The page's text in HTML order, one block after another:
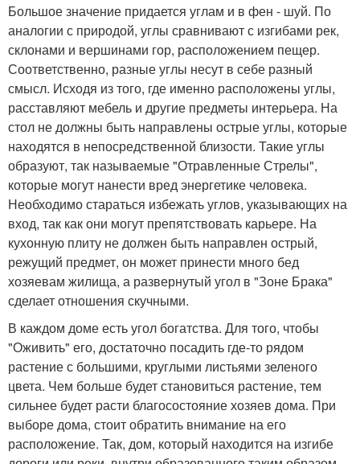
Большое значение придается углам и в фен - шуй. По
аналогии с природой, углы сравнивают с изгибами рек,
склонами и вершинами гор, расположением пещер.
Соответственно, разные углы несут в себе разный
смысл. Исходя из того, где именно расположены углы,
расставляют мебель и другие предметы интерьера. На
стол не должны быть направлены острые углы, которые
находятся в непосредственной близости. Такие углы
образуют, так называемые "Отравленные Стрелы",
которые могут нанести вред энергетике человека.
Необходимо стараться избежать углов, указывающих на
вход, так как они могут препятствовать карьере. На
кухонную плиту не должен быть направлен острый,
режущий предмет, он может принести много бед
хозяевам жилища, а развернутый угол в "Зоне Брака"
сделает отношения скучными.
В каждом доме есть угол богатства. Для того, чтобы
"Оживить" его, достаточно посадить где-то рядом
растение с большими, круглыми листьями зеленого
цвета. Чем больше будет становиться растение, тем
сильнее будет расти благосостояние хозяев дома. При
выборе дома, стоит обратить внимание на его
расположение. Так, дом, который находится на изгибе